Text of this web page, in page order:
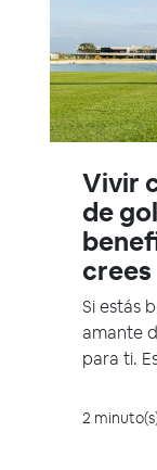
Vivir
de
crees
Si estás
amante
para ti.
2